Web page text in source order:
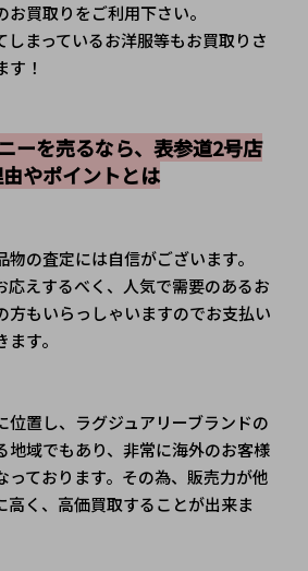
買取りをご利用下さい。
しまっているお洋服等もお買取りさ
す！
ーを売るなら、表参道2号店
やポイントとは
の査定には自信がございます。
応えするべく、人気で需要のあるお
方もいらっしゃいますのでお支払い
す。
位置し、ラグジュアリーブランドの
地域でもあり、非常に海外のお客様
っております。その為、販売力が他
高く、高価買取することが出来ま